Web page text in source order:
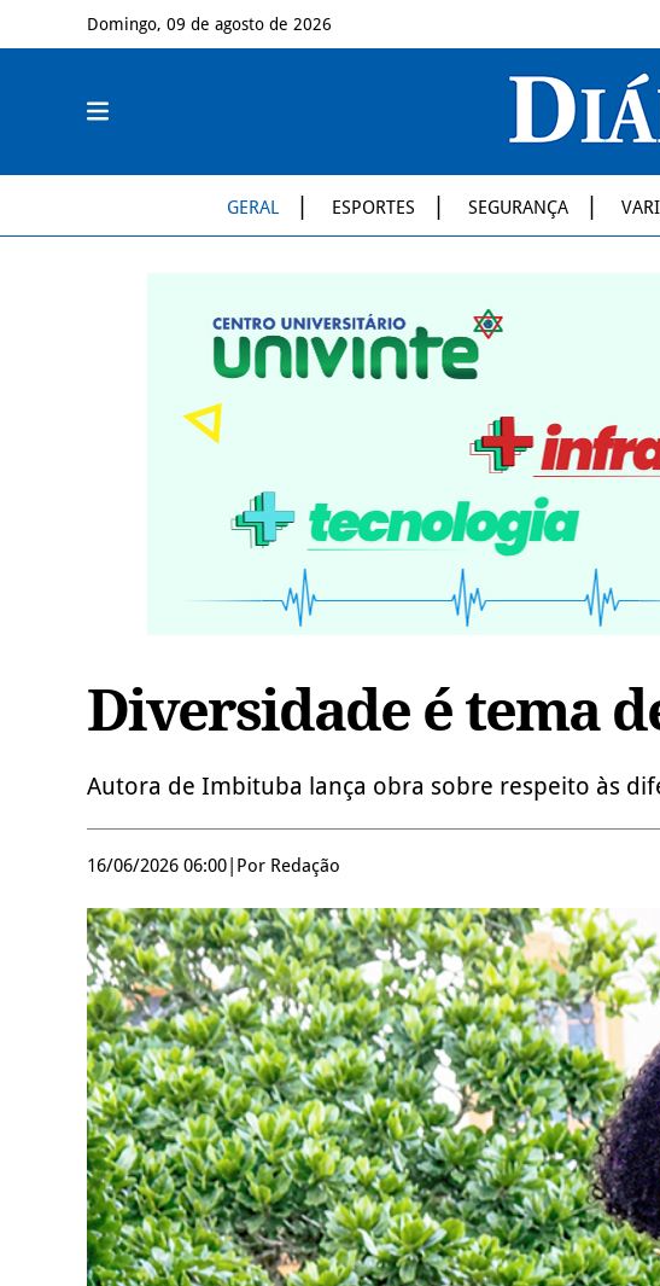
Domingo, 09 de agosto de 2026
GERAL ESPORTES SEGURANÇA
Diversidade é tema
Autora de Imbituba lança obra sobre respeito às
16/06/2026 06:00 Por Redação